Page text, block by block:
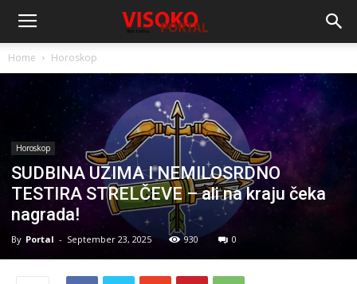
Home Horoskop
Horoskop
SUDBINA UZIMA I NEMILOSRDNO
TESTIRA STRELČEVE – ali na kraju čeka
nagrada!
By Portal - September 23, 2025 930 0